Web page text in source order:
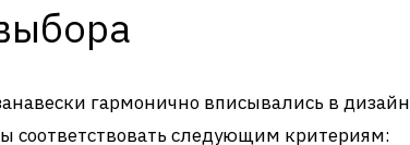
гармонично вписывались в дизайн
соответствовать следующим критериям: